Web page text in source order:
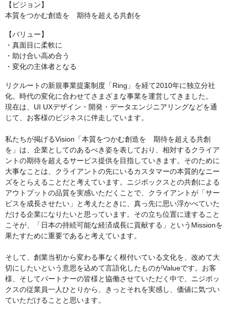
【ビジョン】
本質をつかむ創造を 期待を超える共創を
【バリュー】
・真面目に柔軟に
・助け合い高め合う
・変化の主体者となる
リクルートの新規事業提案制度「Ring」を経て2010年に独立分社
化。時代の変化に合わせてさまざまな事業を運営してきました。
現在は、UI UXデザイン・開発・データエンジニアリングなどを通
じて、お客様のビジネスに伴走しています。
私たちが掲げるVision「本質をつかむ創造を 期待を超える共創
を」は、企業としてのあるべき姿を表しており、相対するクライア
ントの期待を超えるサービス提供を目指していきます。そのために
大事なことは、クライアントの先にいるカスタマーの本質的なニー
ズをとらえることだと考えています。ニジボックスとの共創による
アウトプットの品質を実感いただくことで、クライアントが「サー
ビスを成長させたい」と考えたときに、真っ先に思い浮かべていた
だける企業になりたいと思っています。その立ち位置に達すること
こそが、「日本の持続可能な経済成長に貢献する」というMissionを
果たすために重要であると考えています。
そして、創業当初から変わる事なく根付いている文化を、改めて大
切にしたいという意思を込めて言語化したものがValueです。お客
様、そしてパートナーの皆様と協働させていただく中で、ニジボッ
クスの従業員一人ひとりから、きっとそれを実感し、価値に気づい
ていただけることと思います。